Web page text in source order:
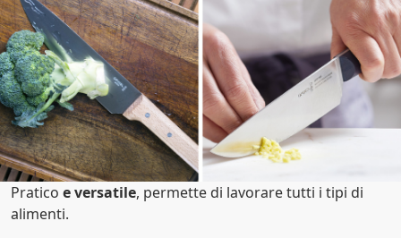
Pratico e versatile, permette di lavorare tutti i tipi di
alimenti.